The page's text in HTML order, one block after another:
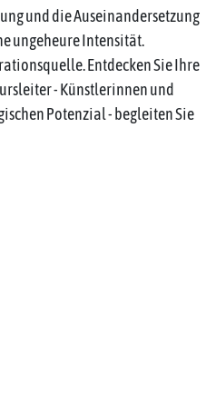
und die Auseinandersetzung
ungeheure Intensität.
Entdecken Sie Ihre
- Künstlerinnen und
Potenzial - begleiten Sie